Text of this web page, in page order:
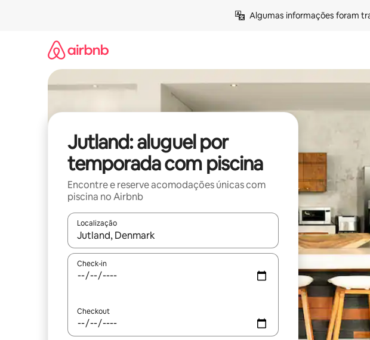
Algumas informações foram
Jutland: aluguel por
temporada com piscina
Encontre e reserve acomodações únicas com
piscina no Airbnb
Localização
Quando os resultados estiverem disponíveis, explore-os usando as seta
Check-in
Checkout